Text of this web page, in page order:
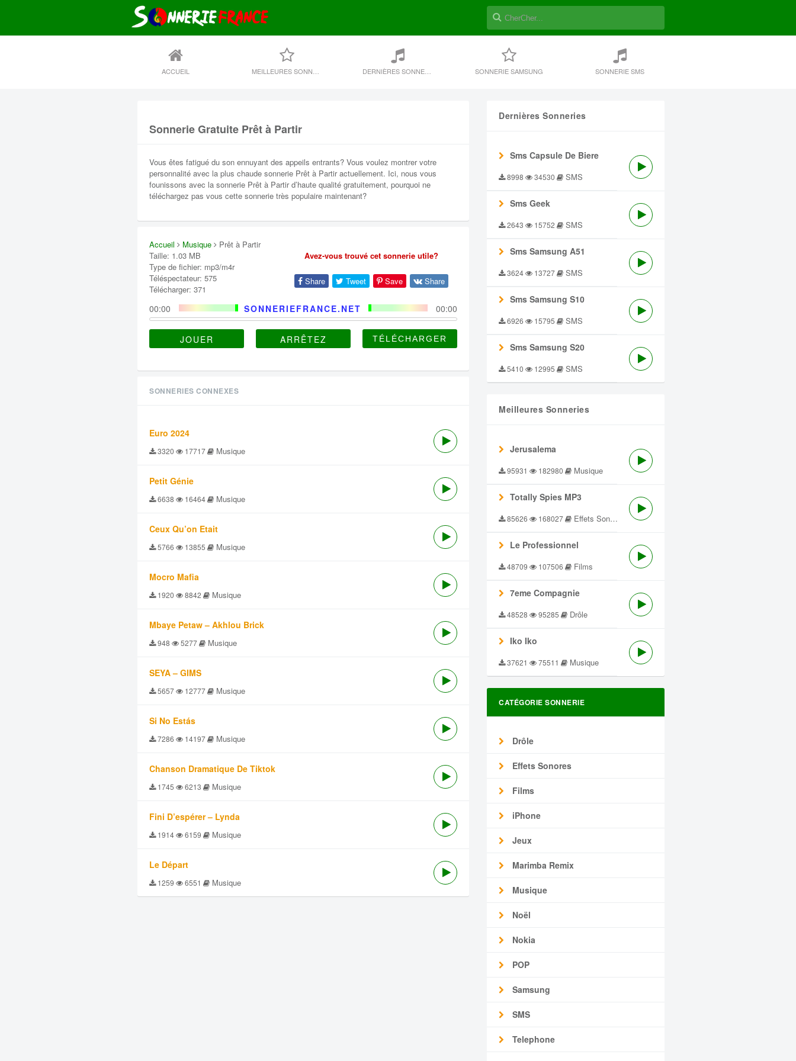
ACCUEIL SONNERIE SAMSUNG SONNERIE SMS
Sonnerie Gratuite Prêt à Partir
Vous êtes fatigué du son ennuyant des appeils entrants? Vous voulez montrer votre
personnalité avec la plus chaude sonnerie Prêt à Partir actuellement. Ici, nous vous
founissons avec la sonnerie Prêt à Partir d’haute qualité gratuitement, pourquoi ne
téléchargez pas vous cette sonnerie très populaire maintenant?
Accueil Musique
Prêt à Partir
Taille: 1.03 MB
Type de fichier: mp3/m4r
Téléspectateur: 575
Télécharger: 371
Avez-vous trouvé cet sonnerie utile?
Share Tweet Save Share
SONNERIEFRANCE.NET
00:00 00:00
JOUER ARRÊTEZ
Dernières Sonneries
Sms Capsule De Biere
8998 34530 SMS
Sms Geek
2643 15752 SMS
Sms Samsung A51
3624 13727 SMS
Sms Samsung S10
6926 15795 SMS
Sms Samsung S20
5410 12995 SMS
Meilleures Sonneries
Jerusalema
95931 182980 Musique
Totally Spies MP3
85626 168027 Effets Sonores
Le Professionnel
48709 107506 Films
7eme Compagnie
48528 95285 Drôle
Iko Iko
37621 75511 Musique
CATÉGORIE SONNERIE
Drôle
Effets Sonores
Films
iPhone
Jeux
Marimba Remix
Musique
Noël
Nokia
POP
Samsung
SMS
Telephone
SONNERIES CONNEXES
Euro 2024
3320 17717 Musique
Petit Génie
6638 16464 Musique
Ceux Qu’on Etait
5766 13855 Musique
Mocro Mafia
1920 8842 Musique
Mbaye Petaw – Akhlou Brick
948 5277 Musique
SEYA – GIMS
5657 12777 Musique
Si No Estás
7286 14197 Musique
Chanson Dramatique De Tiktok
1745 6213 Musique
Fini D’espérer – Lynda
1914 6159 Musique
Le Départ
1259 6551 Musique